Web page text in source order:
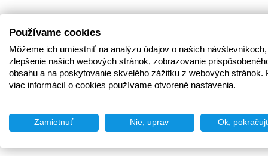
Používame cookies
Môžeme ich umiestniť na analýzu údajov o našich
zlepšenie našich webových stránok, zobrazovanie
obsahu a na poskytovanie skvelého zážitku z webových stránok.
viac informácií o cookies používame otvorené nastavenia.
Zamietnuť Nie, uprav Ok,